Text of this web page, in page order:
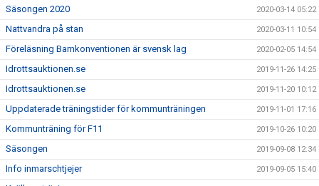
Säsongen 2020 2020-03-14 05:22
Nattvandra på stan 2020-03-11 10:54
Föreläsning Barnkonventionen är svensk lag 2020-02-05 14:54
Idrottsauktionen.se 2019-11-26 14:25
Idrottsauktionen.se 2019-11-20 10:12
Uppdaterade träningstider för kommunträningen 2019-11-01 17:16
Kommunträning för F11 2019-10-26 10:20
Säsongen 2019-09-08 12:34
Info inmarschtjejer 2019-09-05 15:40